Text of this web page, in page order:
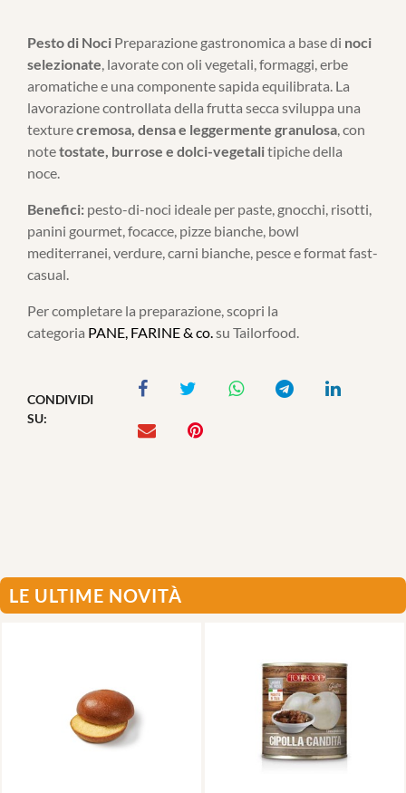
Pesto di Noci Preparazione gastronomica a base di noci
selezionate, lavorate con oli vegetali, formaggi, erbe
aromatiche e una componente sapida equilibrata. La
lavorazione controllata della frutta secca sviluppa una
texturecremosa, densa e leggermente granulosa, con
notetostate, burrose e dolci-vegetalitipiche della
noce.
Benefici: pesto-di-noci ideale per paste, gnocchi, risotti,
panini gourmet, focacce, pizze bianche, bowl
mediterranei, verdure, carni bianche, pesce e format fast-
casual.
Per completare la preparazione, scopri la
categoria PANE, FARINE & co.su Tailorfood.
CONDIVIDI
SU:
LE ULTIME NOVITÀ